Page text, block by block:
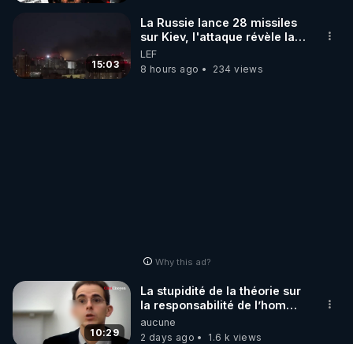
15:03
La Russie lance 28 missiles
sur Kiev, l'attaque révèle la
faiblesse de Kiev
LEF
8 hours ago
234 views
Why this ad?
10:29
La stupidité de la théorie sur
la responsabilité de l’homme
concernant le dioxyde de
carbone.
aucune
2 days ago
1.6 k views